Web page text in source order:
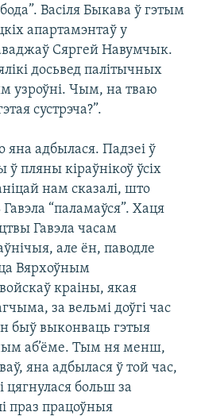
Васіля Быкава ў гэтым
апартамэнтаў у
Сяргей Навумчык.
досьвед палітычных
узроўні. Чым, на тваю
сустрэча?”.
адбылася. Падзеі ў
пляны кіраўнікоў ўсіх
нам сказалі, што
“паламаўся”. Хаця
Гавэла часам
але ён, паводле
Вярхоўным
краіны, якая
за вельмі доўгі час
быў выконваць гэтыя
аб’ёме. Тым ня менш,
яна адбылася ў той час,
цягнулася больш за
праз працоўныя